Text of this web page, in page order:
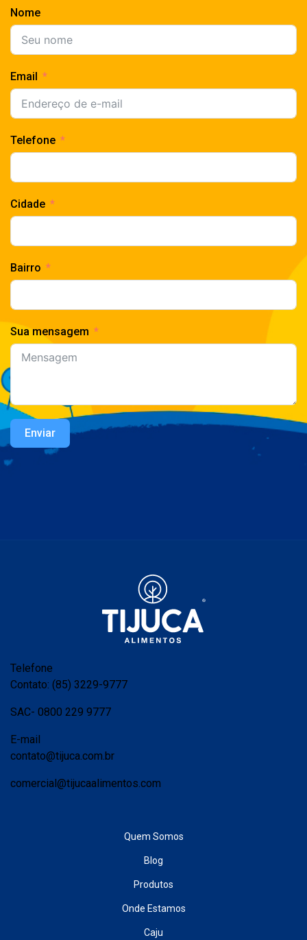
Nome
Email
Telefone
Cidade
Bairro
Sua mensagem
Enviar
Telefone
Contato: (85) 3229-9777
SAC- 0800 229 9777
E-mail
contato@tijuca.com.br
comercial@tijucaalimentos.com
Quem Somos
Blog
Produtos
Onde Estamos
Caju